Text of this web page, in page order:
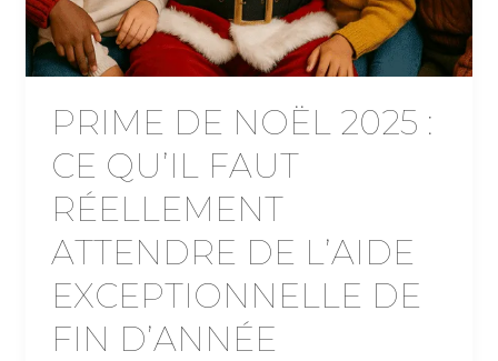
PRIME DE NOËL 2025 :
CE QU’IL FAUT
RÉELLEMENT
ATTENDRE DE L’AIDE
EXCEPTIONNELLE DE
FIN D’ANNÉE